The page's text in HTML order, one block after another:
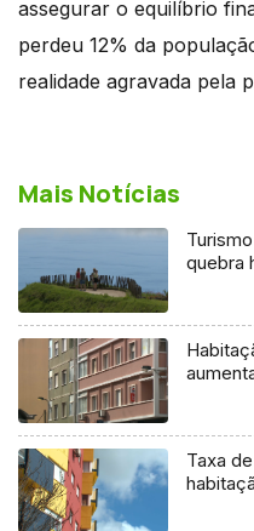
assegurar o equilíbrio
perdeu 12% da
realidade agravada pela
Mais Notícias
quebra
Taxa